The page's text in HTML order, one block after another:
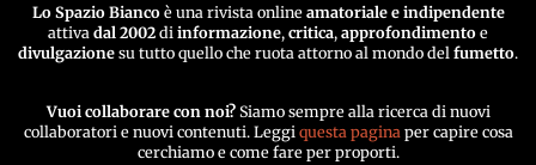
Lo Spazio Biancoè una rivista online amatoriale e indipendente
attiva dal 2002 di informazione, critica, approfondimento e
divulgazione su tutto quello che ruota attorno al mondo del fumetto.
Vuoi collaborare con noi? Siamo sempre alla ricerca di nuovi
collaboratori e nuovi contenuti. Leggi questa paginaper capire cosa
cerchiamo e come fare per proporti.